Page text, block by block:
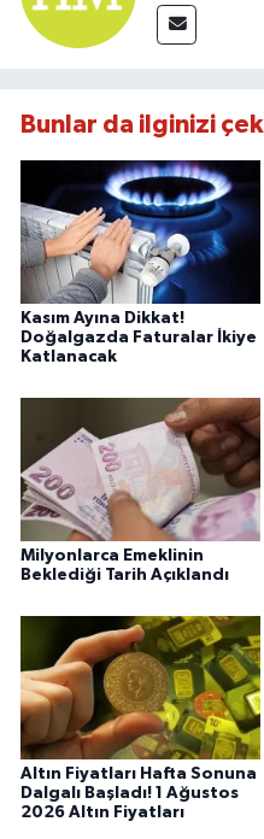
Bunlar da ilginizi
Kasım Ayına Dikkat!
Doğalgazda Faturalar İkiye
Katlanacak
Milyonlarca Emeklinin
Beklediği Tarih Açıklandı
Altın Fiyatları Hafta Sonuna
Dalgalı Başladı! 1 Ağustos
2026 Altın Fiyatları